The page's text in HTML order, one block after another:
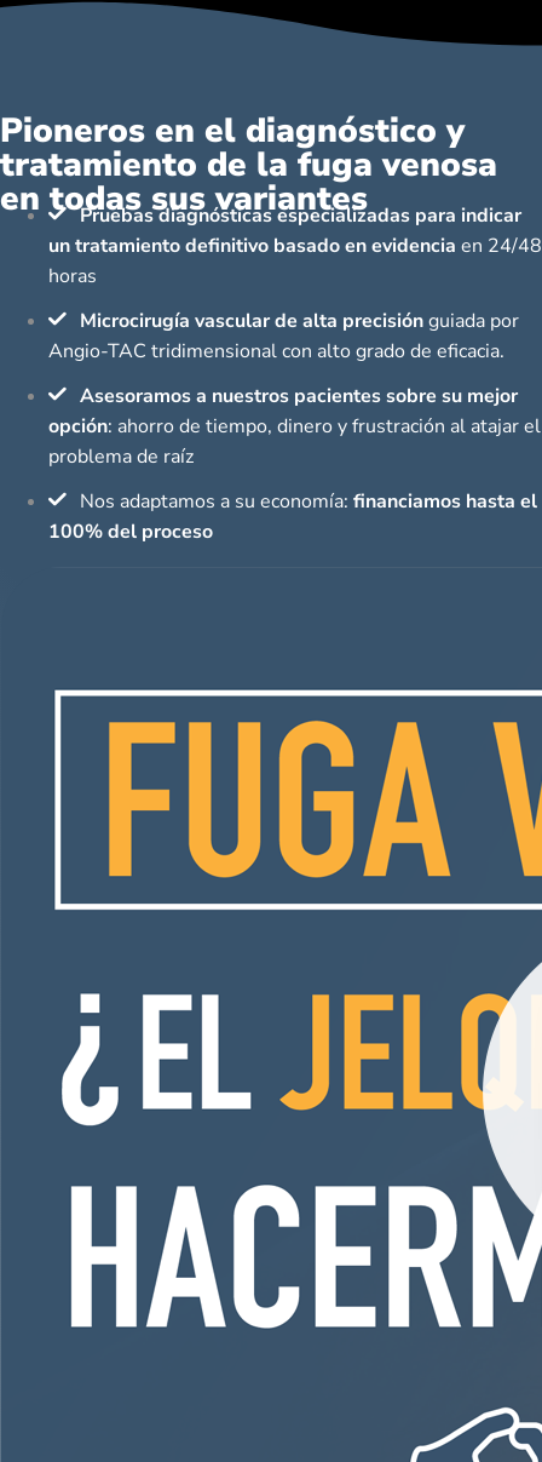
Pioneros en el diagnóstico y
tratamiento de la fuga venosa
en todas sus variantes
Pruebas diagnósticas especializadas para indicar
un tratamiento definitivo basado en evidencia en 24/48
horas
Microcirugía vascular de alta precisiónguiada por
Angio-TAC tridimensional con alto grado de eficacia.
Asesoramos a nuestros pacientes sobre su mejor
opción: ahorro de tiempo, dinero y frustración al atajar el
problema de raíz
Nos adaptamos a su economía: financiamos hasta el
100% del proceso